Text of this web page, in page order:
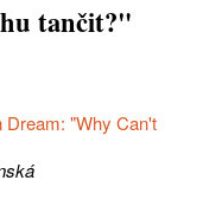
tančit?"
Dream: "Why Can't